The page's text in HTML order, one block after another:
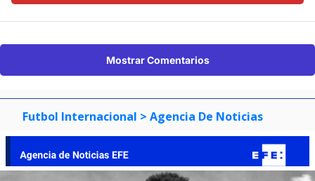
Mostrar Comentarios
Futbol Internacional > Agencia De Noticias